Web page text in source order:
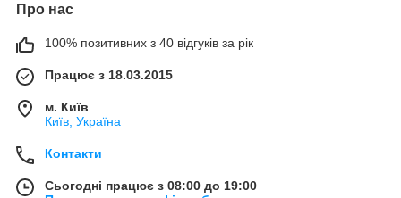
Про нас
100% позитивних з 40 відгуків за рік
Працює з 18.03.2015
м. Київ
Київ, Україна
Контакти
Сьогодні працює з 08:00 до 19:00